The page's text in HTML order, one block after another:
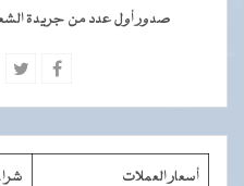
صدور أول عدد من جريدة
أسعار العملات